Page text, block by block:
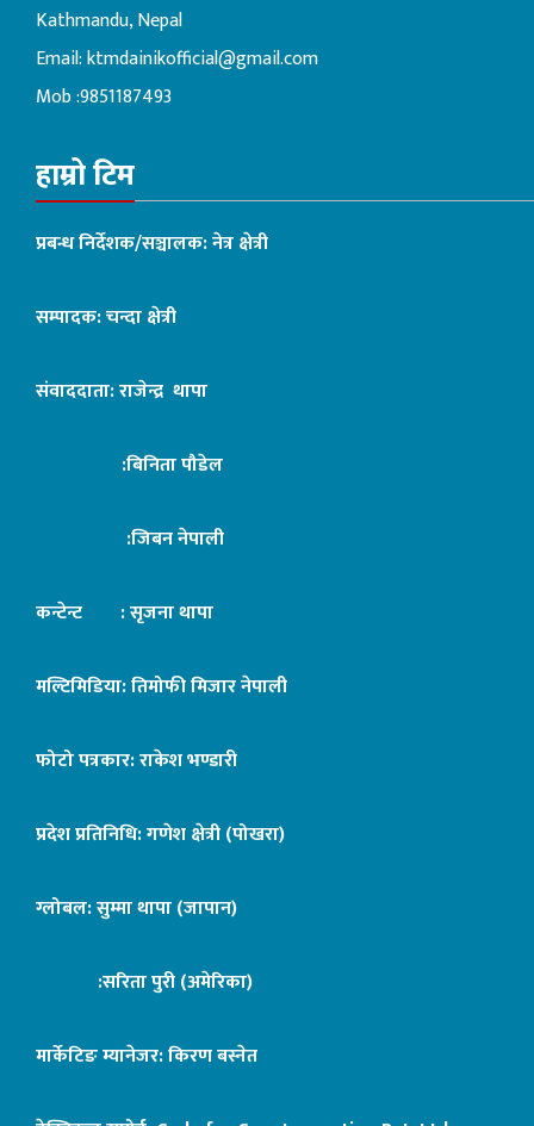
Kathmandu, Nepal
Email:ktmdainikofficial@gmail.com
Mob :9851187493
हाम्रो टिम
प्रबन्ध निर्देशक/सञ्चालक: नेत्र क्षेत्री
सम्पादक: चन्दा क्षेत्री
संवाददाता: राजेन्द्र थापा
:बिनिता पौडेल
:जिबन नेपाली
कन्टेन्ट : सृजना थापा
मल्टिमिडिया: तिमोफी मिजार नेपाली
फोटो पत्रकार: राकेश भण्डारी
प्रदेश प्रतिनिधि: गणेश क्षेत्री (पोखरा)
ग्लोबल: सुम्मा थापा (जापान)
:सरिता पुरी (अमेरिका)
मार्केटिङ म्यानेजर: किरण बस्नेत